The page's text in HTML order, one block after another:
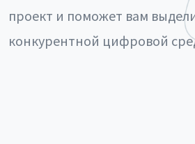
проект и поможет вам
конкурентной цифровой